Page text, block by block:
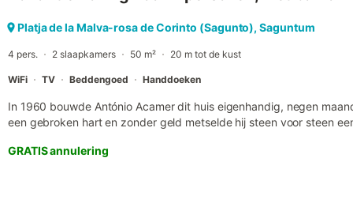
Platja de la Malva-rosa de Corinto (Sagunto), Saguntum
4 pers. 2 slaapkamers 50 m² 20 m tot de kust
WiFi TV Beddengoed Handdoeken
In 1960 bouwde António Acamer dit huis eigenhandig, negen
een gebroken hart en zonder geld metselde hij steen voor steen
dicht bij de zee. Het perceel werd afgesplitst van een oude
parfumproductie. Deze bloem, symbool van liefdevolle
is casAcamer het toevluchtsoord dat António voor ogen had: een
GRATIS annulering